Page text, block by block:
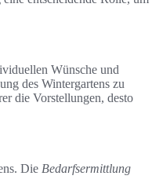
Wünsche und
des Wintergartens zu
die Vorstellungen, desto
Die Bedarfsermittlung